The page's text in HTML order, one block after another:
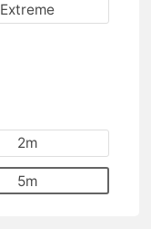
Extreme
2m
5m